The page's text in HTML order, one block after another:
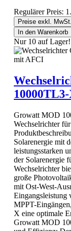
Regulärer Preis:
Preise exkl.
In den Warenkorb
Nur 10 auf Lager!
Growatt MOD
Wechselrichter
Solarenergie mit
leistungsstarken
der Solarenergie
Wechselrichter
große
mit Ost-West-
Eingangsleistung
MPPT-
X eine optimale
Growatt MOD